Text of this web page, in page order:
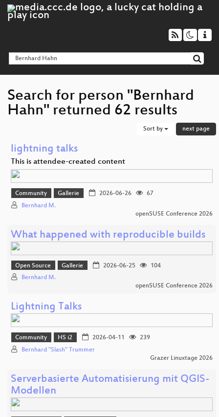
Search for person "Bernhard
Hahn" returned 62 results
Sort by next page
lightning talks
This is attendee-created content
Community Gallerie 2026-06-26
67
Bernhard M.
openSUSE Conference 2026
What happened with reproducible builds
Open Source Gallerie 2026-06-25
104
Bernhard M.
openSUSE Conference 2026
Lightning Talks
Community HS i2 2026-04-11
239
Bernhard "Slash" Trummer
Grazer Linuxtage 2026
Serverbasierte Automatisierung mit QGIS-
Modellen